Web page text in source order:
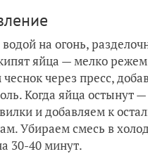
на огонь,
яйца — мелко
через пресс,
Когда яйца остынут
и добавляем к
Убираем смесь в
30-40 минут.